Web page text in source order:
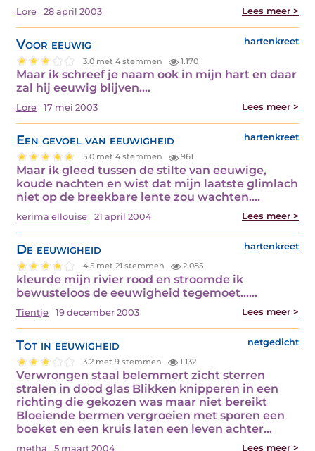
Lore 28 april 2003 Lees meer >
Voor eeuwig hartenkreet
3.0 met 4 stemmen 1.170
Maar ik schreef je naam ook in mijn hart en daar
zal hij eeuwig blijven.…
Lore 17 mei 2003 Lees meer >
Een gevoel van eeuwigheid hartenkreet
5.0 met 4 stemmen 961
Maar ik gleed tussen de stilte van eeuwige,
koude nachten en wist dat mijn laatste glimlach
niet op de breekbare lente zou wachten.…
kerima ellouise 21 april 2004 Lees meer >
De eeuwigheid hartenkreet
4.5 met 21 stemmen 2.085
kleurde mijn rivier rood en stroomde ik
bewusteloos de eeuwigheid tegemoet...…
Tientje 19 december 2003 Lees meer >
Tot in eeuwigheid netgedicht
3.2 met 9 stemmen 1.132
Verwrongen staal belemmert zicht sterren
stralen in dood glas Blikken knipperen in een
richting die gekozen was maar niet bereikt
Bloeiende bermen vergroeien met sporen een
boeket en een kruis laten een leven achter…
metha 5 maart 2004 Lees meer >